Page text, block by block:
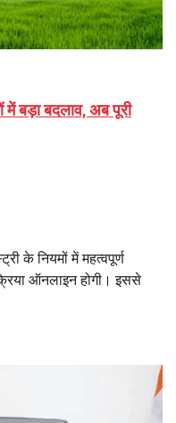
बड़ा बदलाव, अब पूरी
के नियमों में महत्वपूर्ण
ऑनलाइन होगी। इससे